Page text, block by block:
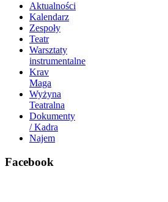
Aktualności
Kalendarz
Zespoły
Teatr
Warsztaty
instrumentalne
Krav
Maga
Wyżyna
Teatralna
Dokumenty
/ Kadra
Najem
Facebook